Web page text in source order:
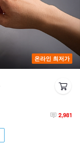
온라인 최저가
2,981